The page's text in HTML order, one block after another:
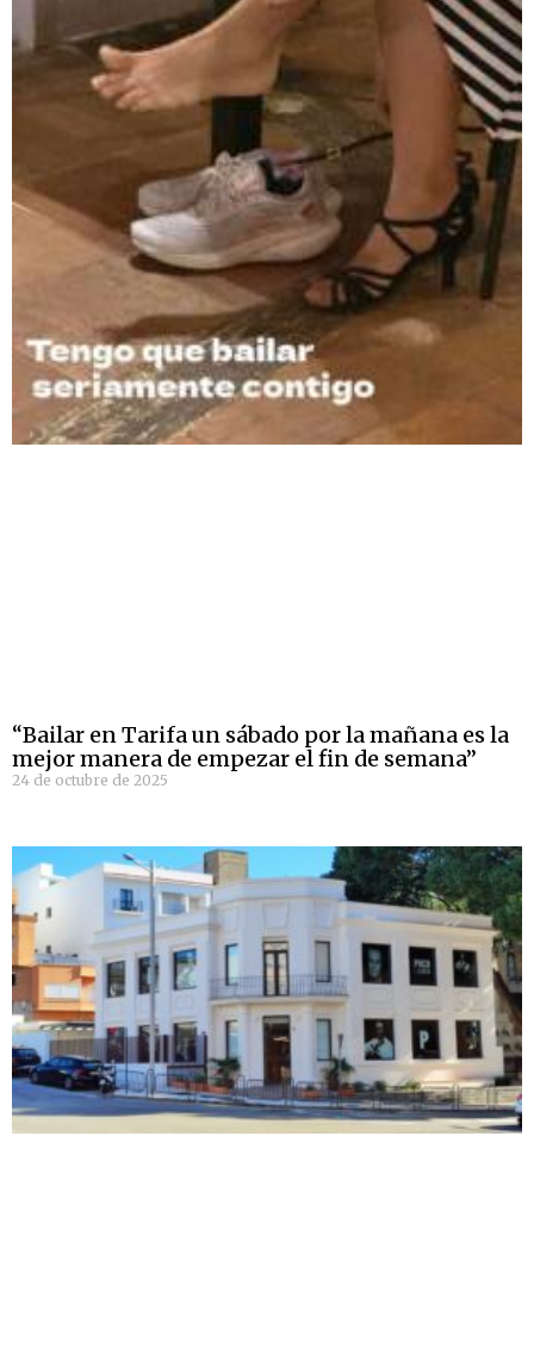
“Bailar en Tarifa un sábado por la mañana es la
mejor manera de empezar el fin de semana”
24 de octubre de 2025